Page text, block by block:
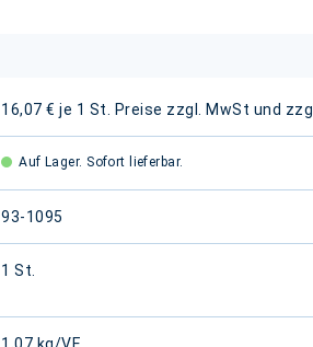
16,07 € je 1 St. Preise zzgl. MwSt und
Auf Lager. Sofort lieferbar.
93-1095
1 St.